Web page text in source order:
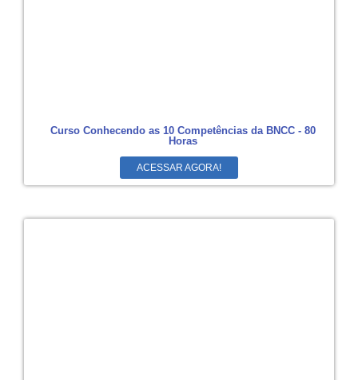
Curso Conhecendo as 10 Competências da BNCC - 80
Horas
ACESSAR AGORA!